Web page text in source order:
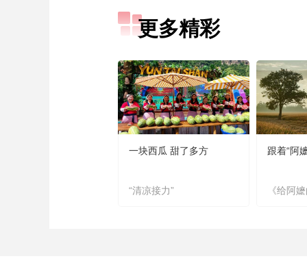
更多精彩
一块西瓜 甜了多方
“清凉接力”
跟着“阿
《给阿